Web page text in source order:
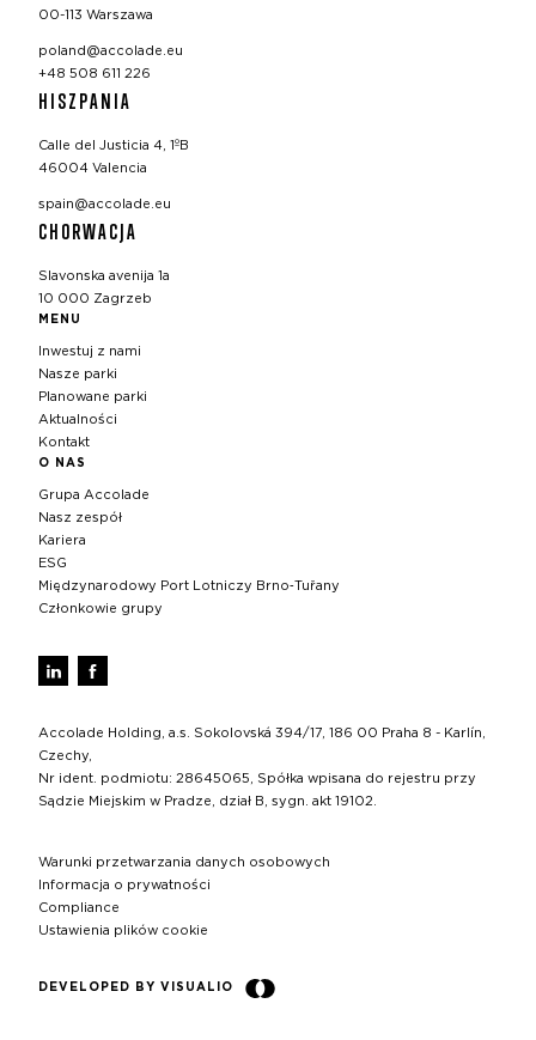
00-113 Warszawa
poland@accolade.eu
+48 508 611 226
HISZPANIA
Calle del Justicia 4, 1ºB
46004 Valencia
spain@accolade.eu
CHORWACJA
Slavonska avenija 1a
10 000 Zagrzeb
MENU
Inwestuj z nami
Nasze parki
Planowane parki
Aktualności
Kontakt
O NAS
Grupa Accolade
Nasz zespół
Kariera
ESG
Międzynarodowy Port Lotniczy Brno‑Tuřany
Członkowie grupy
Accolade Holding, a.s. Sokolovská 394/17, 186 00 Praha 8 - Karlín,
Czechy,
Nr ident. podmiotu: 28645065, Spółka wpisana do rejestru przy
Sądzie Miejskim w Pradze, dział B, sygn. akt 19102.
Warunki przetwarzania danych osobowych
Informacja o prywatności
Compliance
Ustawienia plików cookie
DEVELOPED BY VISUALIO